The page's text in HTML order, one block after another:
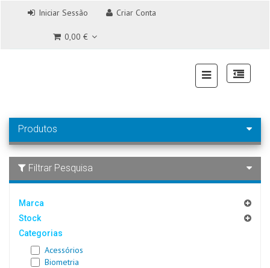
Iniciar Sessão Criar Conta
0,00 €
Produtos
Filtrar Pesquisa
Marca
Stock
Categorias
Acessórios
Biometria